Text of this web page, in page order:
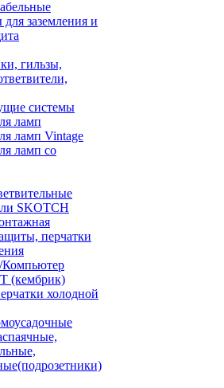
заземления и
гильзы,
системы
ламп
ламп Vintage
ламп со
SKOTCH
перчатки
Компьютер
(кембрик)
холодной